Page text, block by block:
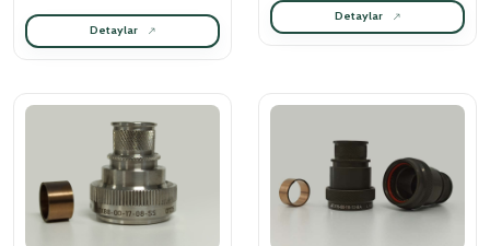
Detaylar
Detaylar